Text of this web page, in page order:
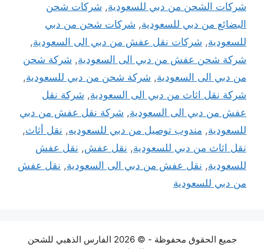
شركات الشحن من دبي للسعودية, شركات شحن
البضائع من دبي للسعودية, شركات شحن من دبي
للسعودية, شركات نقل عفش من دبي الى السعودية,
شركة شحن عفش من دبي الى السعودية, شركة شحن
من دبي الى السعودية, شركة شحن من دبي للسعودية,
شركة نقل اثاث من دبي الى السعودية, شركة نقل
عفش من دبي الى السعودية, شركة نقل عفش من دبي
للسعودية, مندوب توصيل من دبي للسعوديه, نقل أثاث,
نقل اثاث من دبي للسعودية, نقل عفش, نقل عفش
للسعودية, نقل عفش من دبي الى السعودية, نقل عفش
من دبي للسعودية
جميع الحقوق محفوظة - © 2026 الفارس الذهبي للشحن